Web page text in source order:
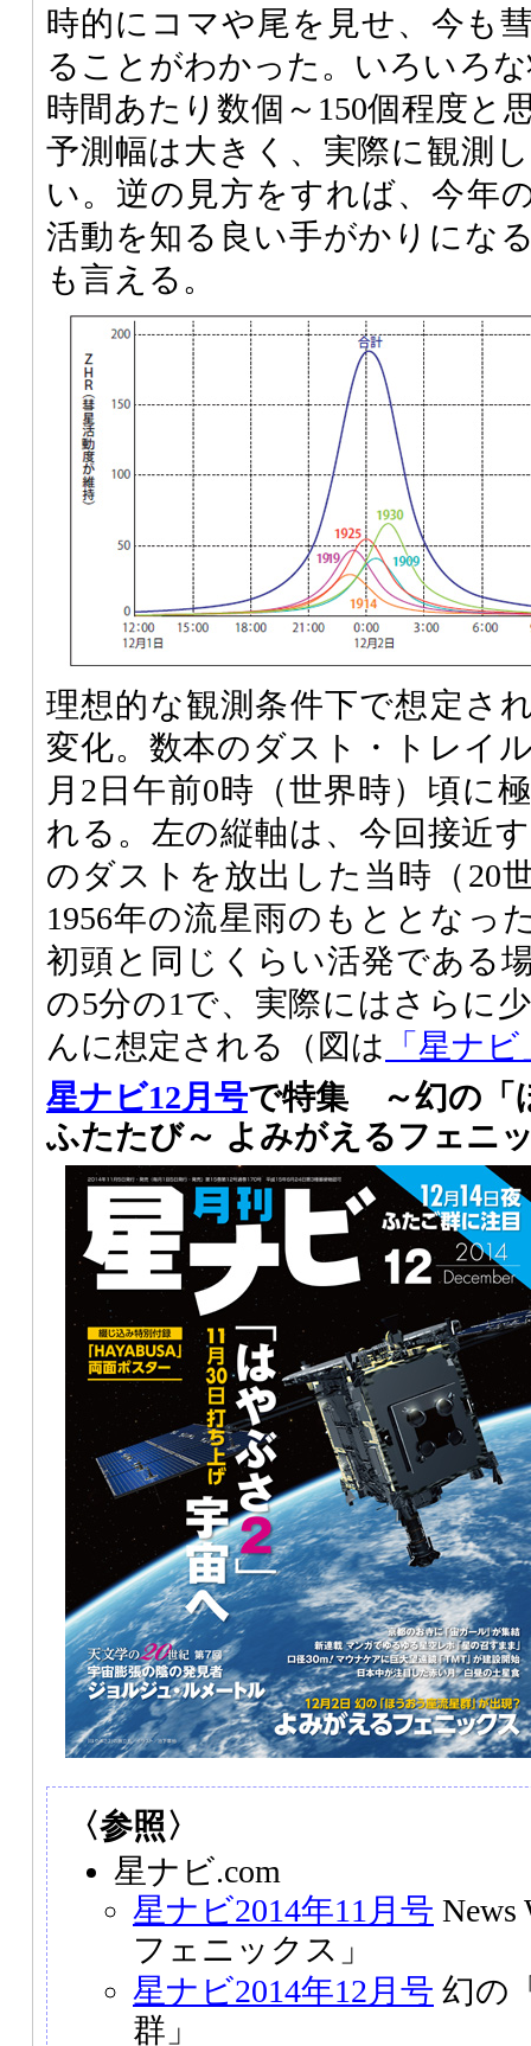
時的にコマや尾を見せ、今も
ることがわかった。いろいろ
時間あたり数個～150個程度と
予測幅は大きく、実際に観測
い。逆の見方をすれば、今年
活動を知る良い手がかりにな
も言える。
理想的な観測条件下で想定さ
変化。数本のダスト・トレイ
月2日午前0時（世界時）頃に
れる。左の縦軸は、今回接近
のダストを放出した当時（20
1956年の流星雨のもととなっ
初頭と同じくらい活発である
の5分の1で、実際にはさらに
んに想定される（図は 「星ナ
星ナビ12月号で特集 ～幻の「
ふたたび～ よみがえるフェニ
〈参照〉
星ナビ.com
星ナビ2014年11月号 News
フェニックス」
星ナビ2014年12月号 幻の
群」